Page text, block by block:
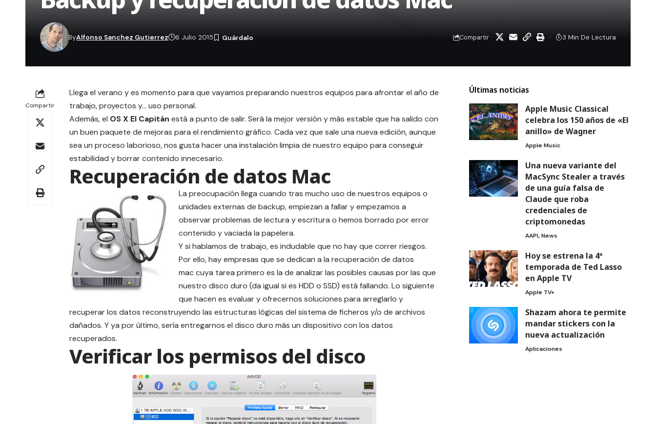
ByAlfonso Sanchez Gutierrez 6 Julio 2015 Compartir 3 Min De Lectura
Compartir
Llega el verano y es momento para que vayamos preparando nuestros equipos para afrontar el año de
trabajo, proyectos y… uso personal.
Además, el OS X El Capitán está a punto de salir. Será la mejor versión y más estable que ha salido con
un buen paquete de mejoras para el rendimiento gráfico. Cada vez que sale una nueva edición, aunque
sea un proceso laborioso, nos gusta hacer una instalación limpia de nuestro equipo para conseguir
estabilidad y borrar contenido innecesario.
Recuperación de datos Mac
La preocupación llega cuando tras mucho uso de nuestros equipos o
unidades externas de backup, empiezan a fallar y empezamos a
observar problemas de lectura y escritura o hemos borrado por error
contenido y vaciada la papelera.
Y si hablamos de trabajo, es indudable que no hay que correr riesgos.
Por ello, hay empresas que se dedican a la recuperación de datos
maccuya tarea primero es la de analizar las posibles causas por las que
nuestro disco duro (da igual si es HDD o SSD) está fallando. Lo siguiente
que hacen es evaluar y ofrecernos soluciones para arreglarlo y
recuperar los datos reconstruyendo las estructuras lógicas del sistema de ficheros y/o de archivos
dañados. Y ya por último, sería entregarnos el disco duro más un dispositivo con los datos
recuperados.
Verificar los permisos del disco
Últimas noticias
Apple Music Classical
celebra los 150 años de «El
anillo» de Wagner
Apple Music
Una nueva variante del
MacSync Stealer a través
de una guía falsa de
Claude que roba
credenciales de
criptomonedas
AAPL News
Hoy se estrena la 4ª
temporada de Ted Lasso
en Apple TV
Apple TV+
Shazam ahora te permite
mandar stickers con la
nueva actualización
Aplicaciones